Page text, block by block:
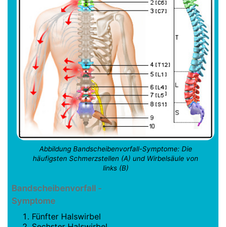
Abbildung Bandscheibenvorfall-Symptome: Die
häufigsten Schmerzstellen (A) und Wirbelsäule von
links (B)
Bandscheibenvorfall -
Symptome
Fünfter Halswirbel